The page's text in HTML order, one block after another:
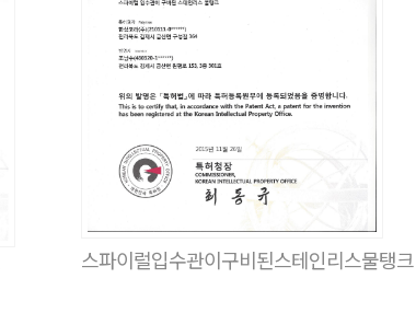
스파이럴입수관이구비된스테인리스물탱크